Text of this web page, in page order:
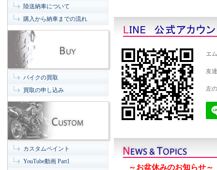
陸送納車について
購入から納車までの流れ
バイクの買取
買取の申し込み
カスタムペイント
YouTube動画 Part1
エ
友
左